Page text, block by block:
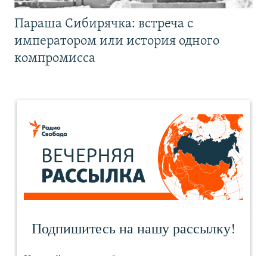
Параша Сибирячка: встреча с
императором или история одного
компромисса